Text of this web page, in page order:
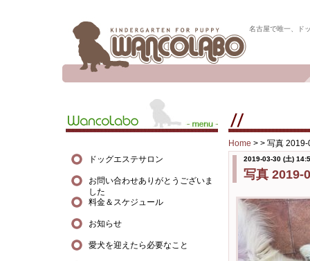
名古屋で唯一、ド
Home > > 写真
2019-03-30 (土)
写真 2019-
ドッグエステサロン
お問い合わせありがとうございま
した
料金＆スケジュール
お知らせ
愛犬を迎えたら必要なこと